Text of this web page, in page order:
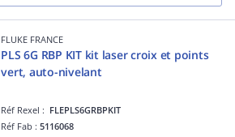
FLUKE FRANCE
PLS 6G RBP KIT kit laser croix et points
vert, auto-nivelant
Réf Rexel : FLEPLS6GRBPKIT
Réf Fab :5116068